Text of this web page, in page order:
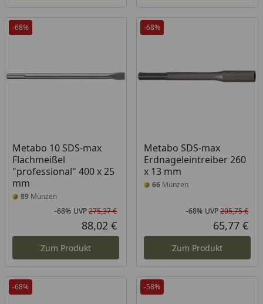
-68%
Metabo 10 SDS-max
Flachmeißel
"professional" 400 x 25
mm
89 Münzen
Rabatt in Prozent
-68%
Ursprünglicher Preis
UVP275,37 €
Aktueller Preis
88,02 €
Zum Produkt
-68%
Metabo SDS-max
Erdnageleintreiber 260
x 13 mm
66Münzen
-68% UVP205,75 €
65,77 €
Zum Produkt
-68% -58%